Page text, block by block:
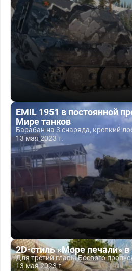
EMIL 1951 в постоянной
Мире танков
Барабан на 3 снаряда, крепкий
13 мая 2023 г.
2D-стиль «Море печали»
Для третий главы Боевого
13 мая 2023 г.